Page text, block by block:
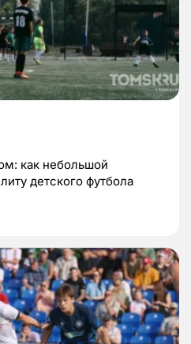
как небольшой
детского футбола